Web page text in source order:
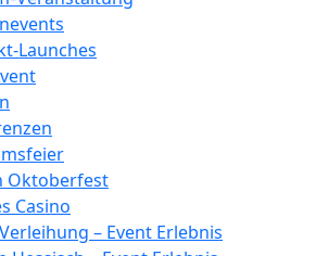
Launches
Oktoberfest
Casino
– Event Erlebnis